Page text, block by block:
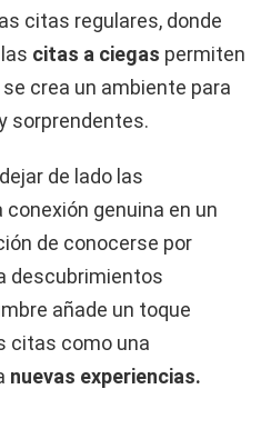
citas regulares, donde
citas a ciegas permiten
crea un ambiente para
sorprendentes.
de lado las
genuina en un
de conocerse por
descubrimientos
añade un toque
citas como una
nuevas experiencias.